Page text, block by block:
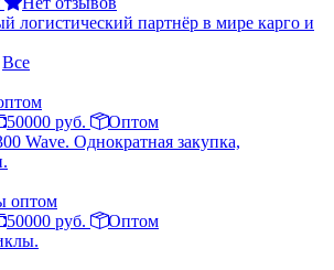
партнёр в мире карго и
Все
50000 руб.
Оптом
Wave. Однократная закупка,
оптом
50000 руб.
Оптом